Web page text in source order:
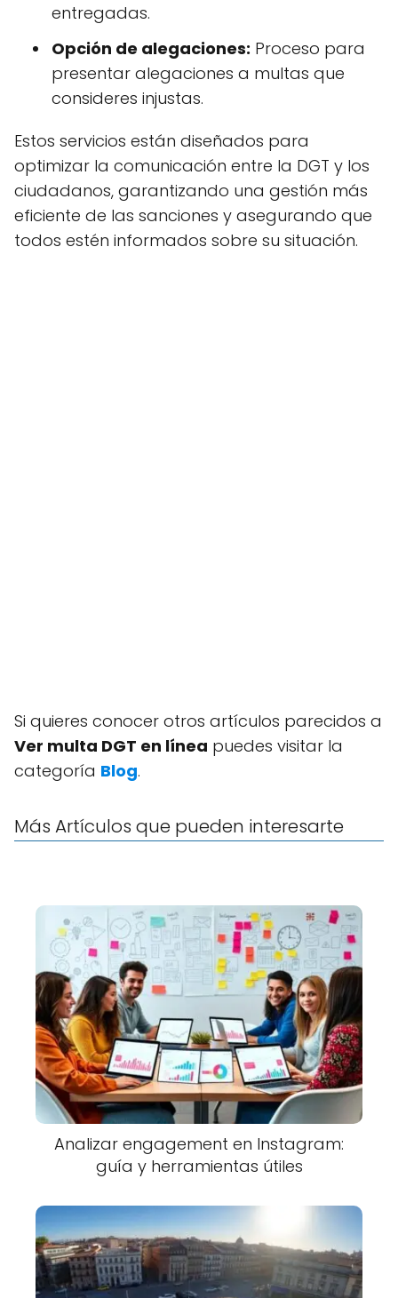
entregadas.
Opción de alegaciones: Proceso para
presentar alegaciones a multas que
consideres injustas.
Estos servicios están diseñados para
optimizar la comunicación entre la DGT y los
ciudadanos, garantizando una gestión más
eficiente de las sanciones y asegurando que
todos estén informados sobre su situación.
Si quieres conocer otros artículos parecidos a
Ver multa DGT en línea puedes visitar la
categoría Blog.
Más Artículos que pueden interesarte
Analizar engagement en Instagram:
guía y herramientas útiles